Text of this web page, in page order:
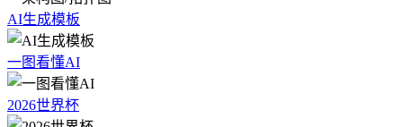
AI生成模板
一图看懂AI
2026世界杯